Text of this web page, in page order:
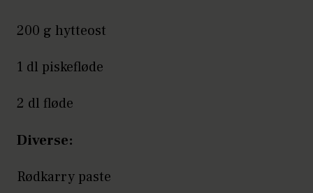
200 g hytteost
1 dl piskefløde
2 dl fløde
Diverse:
Rødkarry paste